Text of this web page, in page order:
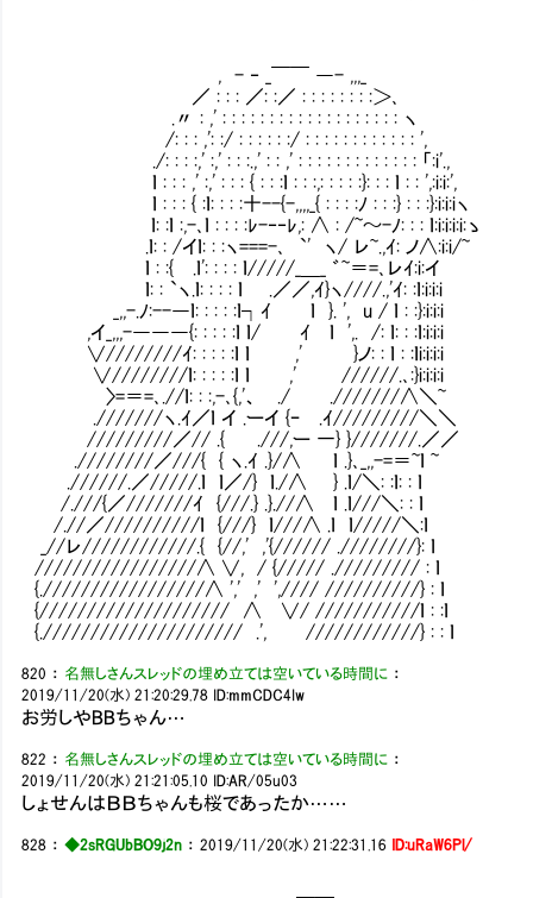
, - ‐ _￣￣ ―- ,,,_
／ : : : ／: :／ : : : : : : : :＞､
.〃 : ,' : : : : : : : : : : : : : : : : : : : ヽ
/: : : ,': :/ : : : : : :/ : : : : : : : : : : : : ',
./: : : :,' :,' : : :.,' : : ,' : : : : : : : : : : : : : 「:i'.,
ｌ : : : ,' :,' : : : { : : :ｌ : : :,: : : : :}: : : ｌ : : ',:i:i:',
ｌ : : : { :ｌ: : : :十--{-,,,,_{ : : : :ﾉ : : :} : : :}:i:i:iヽ
ｌ: :ｌ :,-､ｌ : : : :ﾚ-‐‐ﾚ,: ∧ : /~～-ﾉ: : : ｌ:i:i:i:i:ゝ
.ｌ: : /イｌ: : :ヽ===-､ `' ヽ/ レ~.,ｲ: ノ∧:i:i/~
ｌ : :{ .ｌ': : : : ｌ/////_＿_ ゛~＝=､レｲ:i:イ
ｌ: : `ヽ.ｌ: : : : ｌ .／／,ｲ}ヽ////.,'ｲ: :ｌ:i:i:i
_,,-.ﾉ:--―ｌ: : : : :ｌ┐ｲ ｌ }. ', u / ｌ : :}:i:i:i 仕方な
,イ_,,,-―――{: : : : :ｌ ｌ/ ｲ ｌ ',. /: ｌ: : :ｌ:i:i:i
∨////////ｲ: : : : :ｌ ｌ ,' }ノ: : ｌ : :ｌi:i:i:i こうして
∨////////ｌ: : : : :ｌ ｌ ,' //////.､:}i:i:i:i
〉=＝=､.//ｌ: : :,-､{,'、 ./ .///////∧＼~
.///////ヽ.ｲ／ｌ イ .ーイ {ｰ .ｲ/////////＼＼
/////////／// .{ .///,ー 一} }///////.／／
.////////／///{ { ヽ.ｲ .}/∧ ｌ .}､_,,-=＝~ｌ ~
.//////.／/////.ｌ ｌ／/} ｌ./∧ } .ｌ/＼: :ｌ: : ｌ
/.///{／///////ｲ {///.} .}.//∧ ｌ .ｌ///＼: : ｌ
/.//／//////////ｌ {///} ｌ///∧ .ｌ ｌ/////＼:ｌ
_//レ////////////.{ {//,' ,'{////// .////////}: ｌ
/////////////////∧ ∨, / {///// .///////// : ｌ
{./////////////////∧ ',' ,' ',//// //////////} : ｌ
{//////////////////// ∧ ∨/ ///////////ｌ : :ｌ
{.///////////////////// .', ////////////} : : ｌ
820 ： 名無しさんスレッドの埋め立ては空いている時間に ：
2019/11/20(水) 21:20:29.78 ID:mmCDC4Iw
お労しやBBちゃん…
822 ： 名無しさんスレッドの埋め立ては空いている時間に ：
2019/11/20(水) 21:21:05.10 ID:AR/05u03
しょせんはＢＢちゃんも桜であったか……
828 ：◆2sRGUbBO9j2n ：2019/11/20(水) 21:22:31.16 ID:uRaW6Pl/